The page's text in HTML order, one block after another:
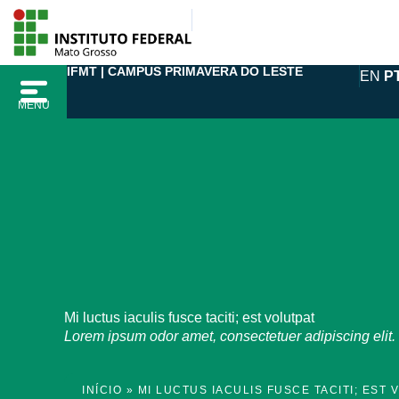
para
conteúdo
MENU
IFMT | CAMPUS PRIMAVERA DO LESTE EN
Mi luctus iaculis fusce taciti; est volutpat
Lorem ipsum odor amet, consectetuer adipiscing
INÍCIO » MI LUCTUS IACULIS FUSCE TACITI; EST